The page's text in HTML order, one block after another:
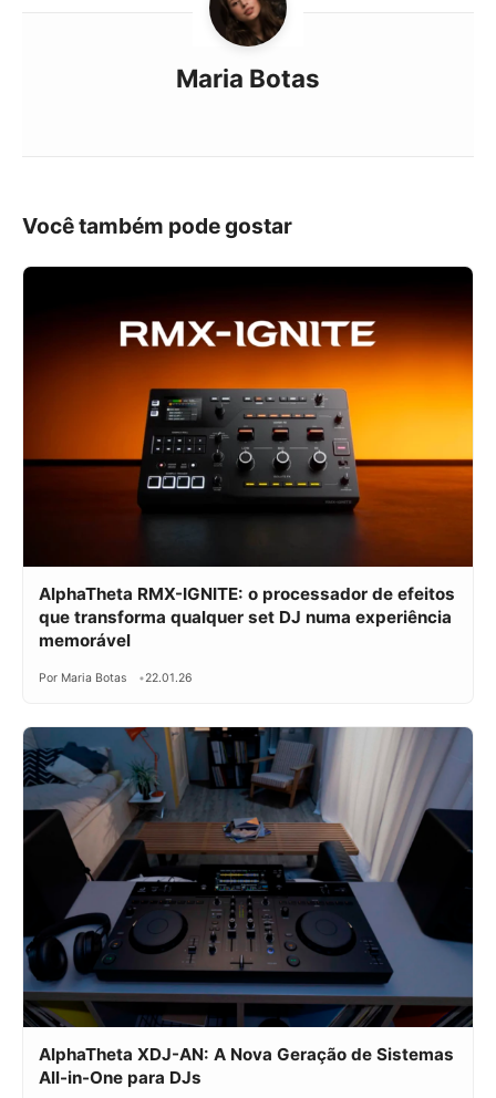
Maria Botas
Você também pode gostar
AlphaTheta RMX-IGNITE: o processador de efeitos
que transforma qualquer set DJ numa experiência
memorável
Por Maria Botas 22.01.26
AlphaTheta XDJ-AN: A Nova Geração de Sistemas
All-in-One para DJs